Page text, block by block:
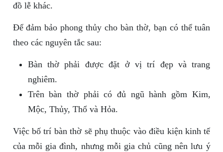
đồ lễ khác.
Để đảm bảo phong thủy cho bàn thờ, bạn có thể tuân
theo các nguyên tắc sau:
Bàn thờ phải được đặt ở vị trí đẹp và trang
nghiêm.
Trên bàn thờ phải có đủ ngũ hành gồm Kim,
Mộc, Thủy, Thổ và Hỏa.
Việc bố trí bàn thờ sẽ phụ thuộc vào điều kiện kinh tế
của mỗi gia đình, nhưng mỗi gia chủ cũng nên lưu ý